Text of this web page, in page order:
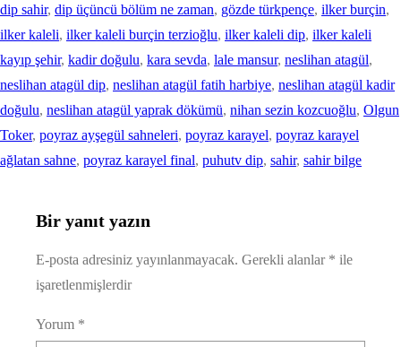
dip sahir, dip üçüncü bölüm ne zaman, gözde türkpençe, ilker burçin
ilker kaleli, ilker kaleli burçin terzioğlu, ilker kaleli dip, ilker kaleli
kayıp şehir, kadir doğulu, kara sevda, lale mansur, neslihan atagül
neslihan atagül dip, neslihan atagül fatih harbiye, neslihan atagül kadir
doğulu, neslihan atagül yaprak dökümü, nihan sezin kozcuoğlu, Olgun
Toker, poyraz ayşegül sahneleri, poyraz karayel, poyraz karayel
ağlatan sahne, poyraz karayel final, puhutv dip, sahir, sahir bilge
Bir yanıt yazın
E-posta adresiniz yayınlanmayacak. Gerekli alanlar * ile
işaretlenmişlerdir
Yorum *